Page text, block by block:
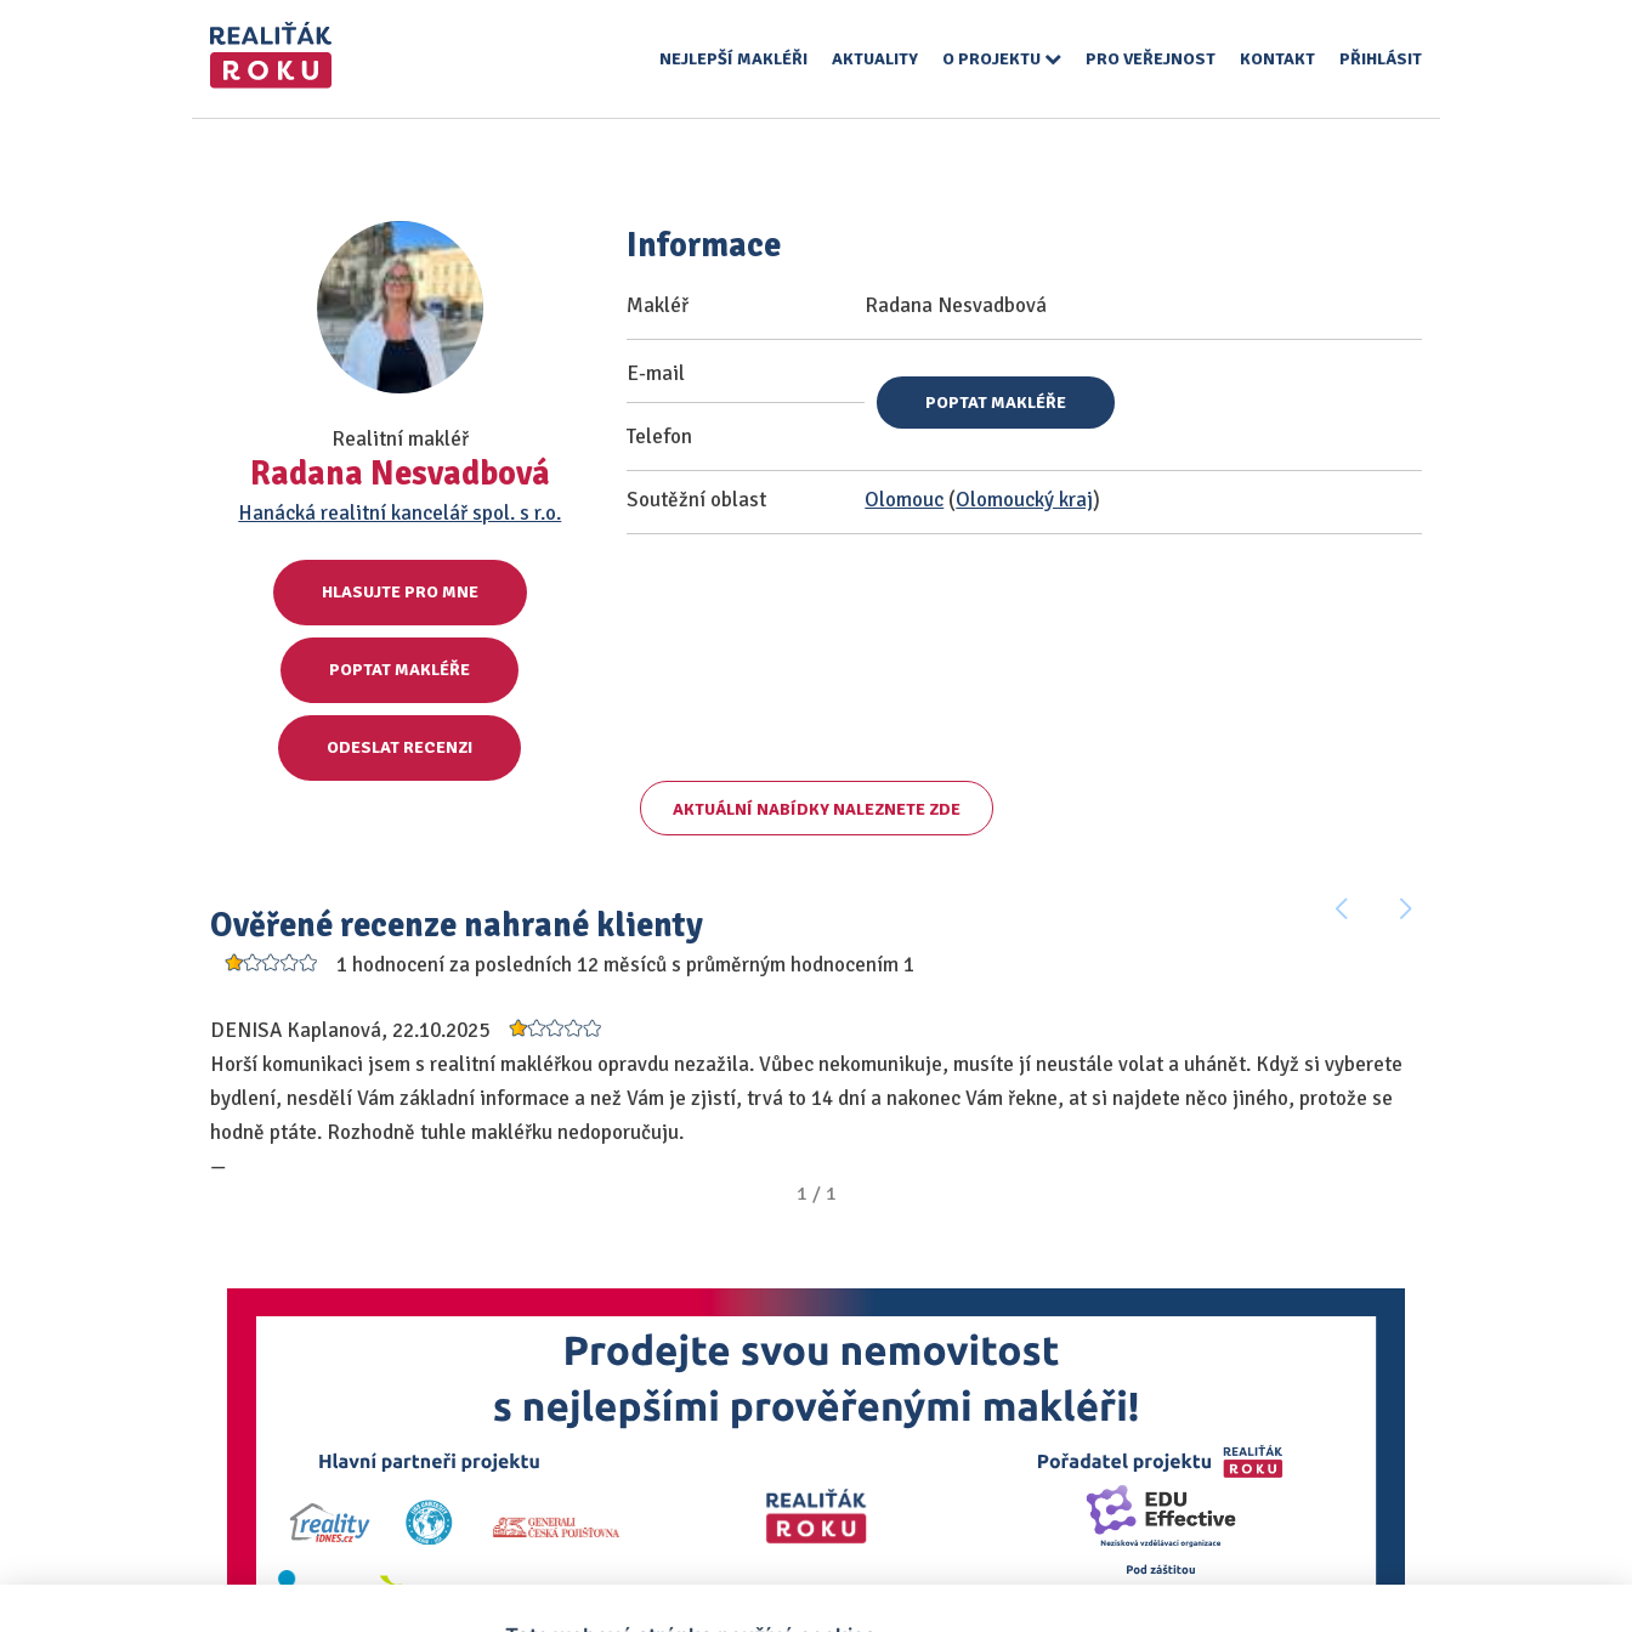
NEJLEPŠÍ MAKLÉŘI AKTUALITY O PROJEKTU PRO VEŘEJNOST KONTAKT PŘIHLÁSIT
Realitní makléř
Radana Nesvadbová
Hanácká realitní kancelář spol. s r.o.
HLASUJTE PRO MNE
POPTAT MAKLÉŘE
ODESLAT RECENZI
Informace
Makléř Radana Nesvadbová
E-mail
Telefon
POPTAT MAKLÉŘE
Soutěžní oblast Olomouc (Olomoucký kraj)
AKTUÁLNÍ NABÍDKY NALEZNETE ZDE
Ověřené recenze nahrané klienty
1 hodnocení za posledních 12 měsíců s průměrným hodnocením 1
DENISA Kaplanová, 22.10.2025
Horší komunikaci jsem s realitní makléřkou opravdu nezažila. Vůbec nekomunikuje, musíte jí neustále volat a uhánět. Když si vyberete
bydlení, nesdělí Vám základní informace a než Vám je zjistí, trvá to 14 dní a nakonec Vám řekne, at si najdete něco jiného, protože se
hodně ptáte. Rozhodně tuhle makléřku nedoporučuju.
—
1 / 1